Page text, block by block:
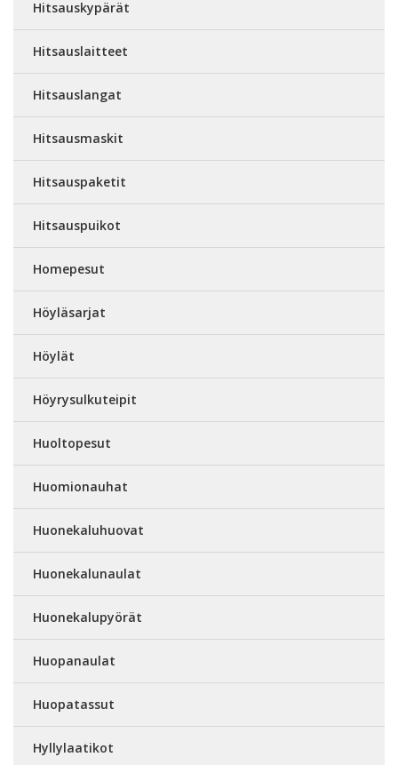
Hitsauskypärät
Hitsauslaitteet
Hitsauslangat
Hitsausmaskit
Hitsauspaketit
Hitsauspuikot
Homepesut
Höyläsarjat
Höylät
Höyrysulkuteipit
Huoltopesut
Huomionauhat
Huonekaluhuovat
Huonekalunaulat
Huonekalupyörät
Huopanaulat
Huopatassut
Hyllylaatikot